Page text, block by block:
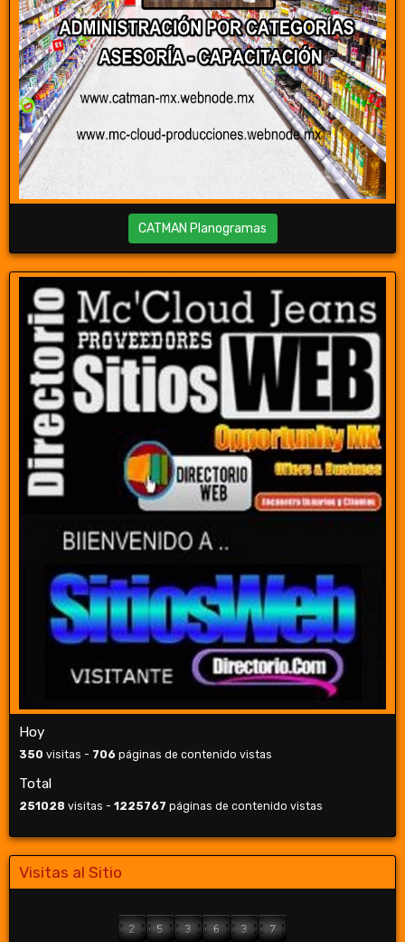
CATMAN Planogramas
Hoy
350 visitas - 706 páginas de contenido vistas
Total
251028 visitas - 1225767 páginas de contenido vistas
Visitas al Sitio